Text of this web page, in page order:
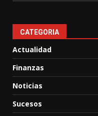
CATEGORIA
Actualidad
Finanzas
Noticias
Sucesos